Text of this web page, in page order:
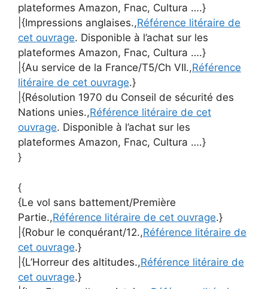
plateformes Amazon, Fnac, Cultura ….}
|{Impressions anglaises.,Référence litéraire de
cet ouvrage. Disponible à l’achat sur les
plateformes Amazon, Fnac, Cultura ….}
|{Au service de la France/T5/Ch VII.,Référence
litéraire de cet ouvrage.}
|{Résolution 1970 du Conseil de sécurité des
Nations unies.,Référence litéraire de cet
ouvrage. Disponible à l’achat sur les
plateformes Amazon, Fnac, Cultura ….}
}
{
{Le vol sans battement/Première
Partie.,Référence litéraire de cet ouvrage.}
|{Robur le conquérant/12.,Référence litéraire de
cet ouvrage.}
|{L’Horreur des altitudes.,Référence litéraire de
cet ouvrage.}